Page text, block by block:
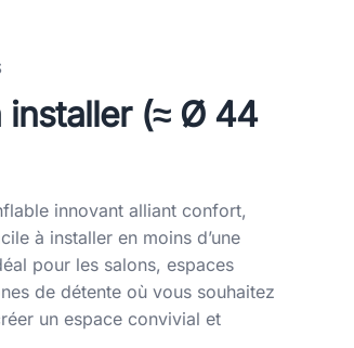
installer (≈ Ø 44
innovant alliant confort,
à installer en moins d’une
pour les salons, espaces
de détente où vous souhaitez
un espace convivial et